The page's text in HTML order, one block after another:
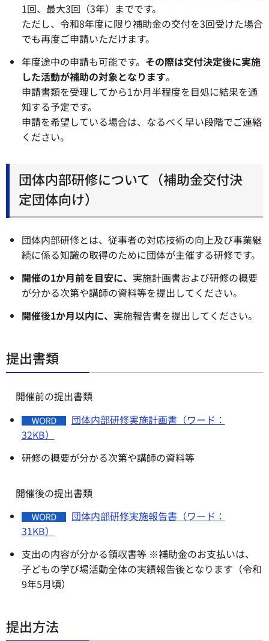
1回、最大3回（3年）までです。
ただし、令和8年度に限り補助金の交付を3回受けた場合
でも再度ご申請いただけます。
年度途中の申請も可能です。 その際は交付決定後に実施
した活動が補助の対象となります。
申請書類を受理してから1か月半程度を目処に結果を通
知する予定です。
申請を希望している場合は、なるべく早い段階でご連絡
ください。
団体内部研修について（補助金交付決
定団体向け）
団体内部研修とは、従事者の対応技術の向上及び事業継
続に係る知識の取得のために団体が主催する研修です。
開催の1か月前を目安に、 実施計画書および研修の概要
が分かる次第や講師の資料等を提出してください。
開催後1か月以内に、 実施報告書を提出してください。
提出書類
開催前の提出書類
団体内部研修実施計画書（ワード：
32KB）
研修の概要が分かる次第や講師の資料等
開催後の提出書類
団体内部研修実施報告書（ワード：
31KB）
支出の内容が分かる領収書等 ※補助金のお支払いは、
子どもの学び場活動全体の実績報告後となります（令和
9年5月頃）
提出方法